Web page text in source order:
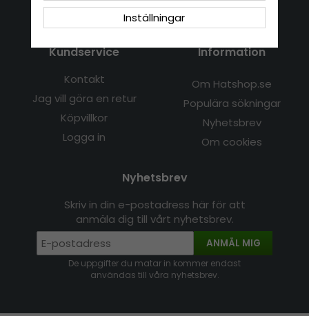
Tel: 031-320 22 00
Kundservice
Kontakt
Jag vill göra en retur
Köpvillkor
Logga in
Information
Om Hatshop.se
Populära sökningar
Nyhetsbrev
Om cookies
Nyhetsbrev
Skriv in din e-postadress här för att
anmäla dig till vårt nyhetsbrev.
ANMÄL MIG
De uppgifter du matar in kommer endast
användas till våra nyhetsbrev.
Inställningar